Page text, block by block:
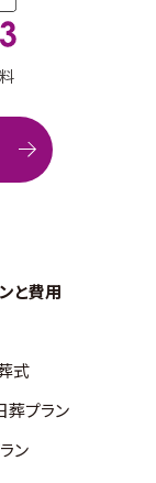
と費用
式
葬プラン
ン